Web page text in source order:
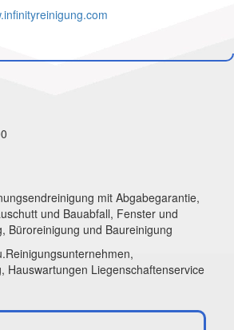
mit Abgabegarantie,
und Bauabfall, Fenster und
Büroreinigung und Baureinigung
Hauswartungen Liegenschaftenservice